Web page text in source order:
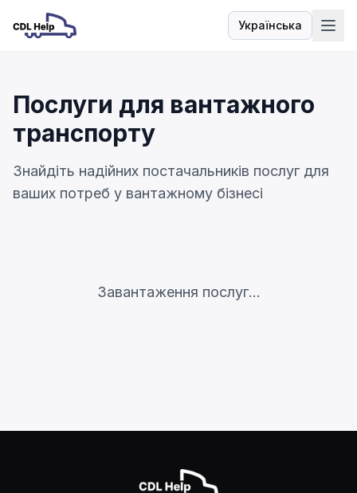
Українська
Мова
Послуги для вантажного
транспорту
Знайдіть надійних постачальників послуг для
ваших потреб у вантажному бізнесі
Завантаження послуг...